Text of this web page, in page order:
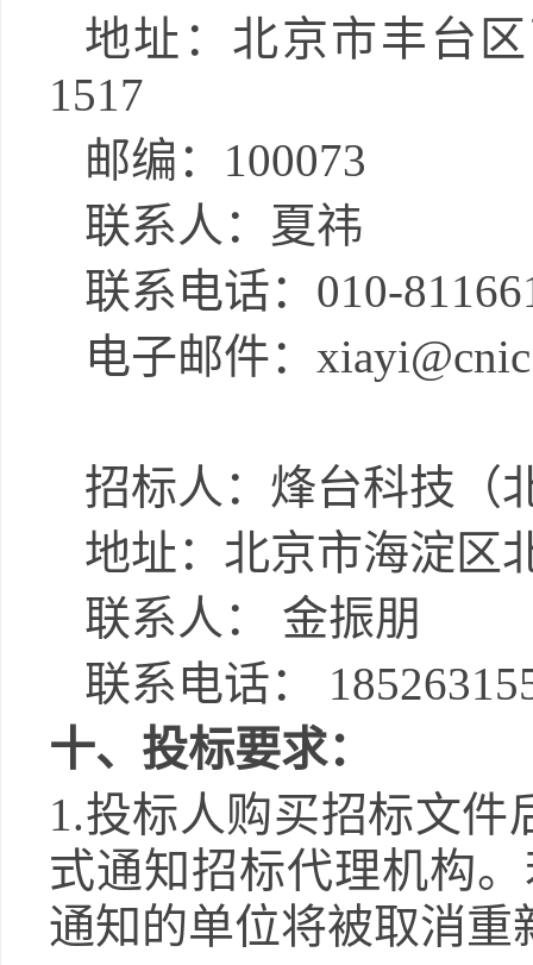
地址：北京市丰台
1517
邮编： 100073
联系人： 夏祎
联系电话： 010-
电子邮件：
招标人 ： 烽台科技（
地址：北京市海淀区
联系人：
金振朋
联系电话：
十、投标要求：
1.投标人购买招标文件
式通知招标代理机构
通知的单位将被取消